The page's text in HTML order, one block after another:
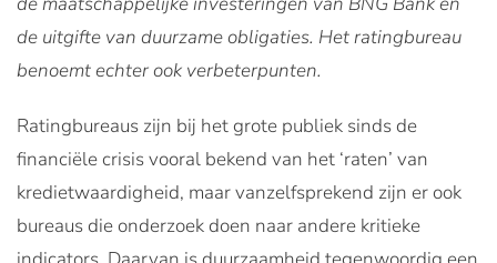
de uitgifte van duurzame obligaties. Het ratingbureau
benoemt echter ook verbeterpunten.
Ratingbureaus zijn bij het grote publiek sinds de
financiële crisis vooral bekend van het ‘raten’ van
kredietwaardigheid, maar vanzelfsprekend zijn er ook
bureaus die onderzoek doen naar andere kritieke